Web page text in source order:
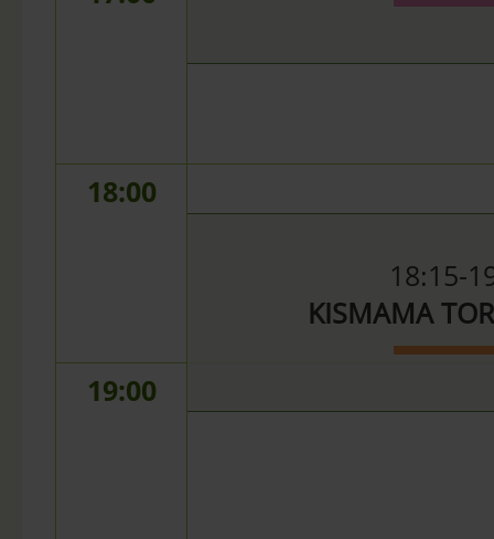
18:00
19:00
18:15-
KISMAMA